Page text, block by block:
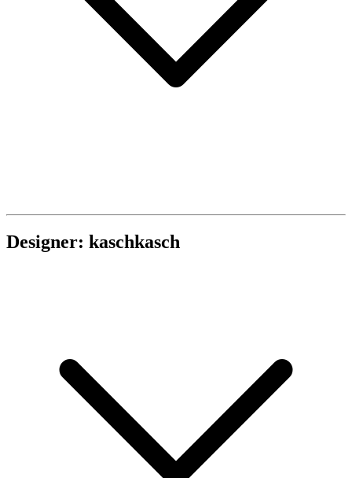
Designer: kaschkasch